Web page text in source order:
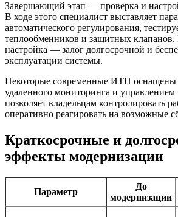
Завершающий этап — проверка и
В ходе этого специалист выставляет
автоматического регулирования,
теплообменников и защитных клапанов.
настройка — залог долгосрочной и
эксплуатации системы.
Некоторые современные ИТП оснащены
удаленного мониторинга и управлением
позволяет владельцам контролировать
оперативно реагировать на возможные
Краткосрочные и
эффекты модернизации
Параметр
До
модернизации